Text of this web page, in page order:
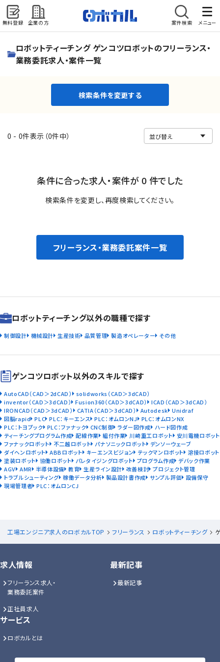
無料登録 企業の方 案件検索 メニュー
検索条件を変更する
ロボットティーチング ゲンコツロボットのフリーランス・
業務委託求人・案件一覧
検索条件を変更する
0 - 0件表示（0件中）
条件に合った求人・案件が 0 件でした
検索条件を変更し、再度検索してください。
フリーランス・業務委託案件一覧
ロボットティーチング以外の職種で探す
制御設計 機械設計 生産技術 品質管理 製造オペレーター その他
ゲンコツロボット以外のスキルで探す
AutoCAD（CAD＞2dCAD）
solidworks（CAD＞3dCAD）
inventor（CAD＞3dCAD） Fusion360（CAD＞3dCAD）
ICAD（CAD＞3dCAD）
IRONCAD（CAD＞3dCAD）
CATIA（CAD＞3dCAD） Autodesk Unidraf
図脳rapid PLC PLC：キーエンス PLC：オムロンNJ
PLC：オムロンNX
PLC：トヨプック PLC：ファナック CNC制御 ラダー図作成
ハード図作成
ティーチングプログラム作成 配線作業 組付作業 川崎重工ロボット
安川電機ロボット
ファナックロボット
不二越ロボット パナソニックロボット デンソーウェーブ
ダイヘンロボット ABBロボット キーエンスビジョン テックマンロボット 溶接ロボット
塗装ロボット 協働ロボット パレタイジングロボット プログラム作成 デバック作業
AGV AMR 半導体設備 教育 生産ライン設計 改善検討 プロジェクト管理
トラブルシューティング 稼働データ分析 製品設計書作成 サンプル評価 設備保守
現場管理者 PLC：オムロンCJ
工場エンジニア求人のロボカルTOP フリーランス ロボットティーチング
求人情報
フリーランス求人・
業務委託案件
正社員求人
最新記事
最新記事
サービス
ロボカルとは